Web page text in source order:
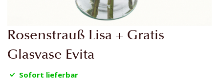
Rosenstrauß Lisa + Gratis
Glasvase Evita
Sofort lieferbar
Zum
Anfang
der
springen